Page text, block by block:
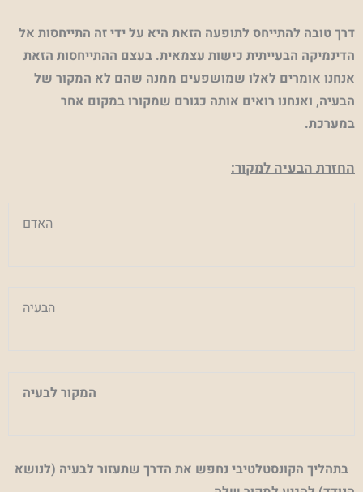
דרך טובה להתייחס לתופעה הזאת היא על ידי זה התייחסות אל
הדינמיקה הבעייתית כישות עצמאית. בעצם ההתייחסות הזאת
אנחנו אומרים לאלו שמושפעים ממנה שהם לא המקור של
הבעיה, ואנחנו רואים אותה כגורם שמקורו במקום אחר
במערכת.
החזרת הבעיה למקור:
האדם
הבעיה
המקור לבעיה
בתהליך הקונסטלטיבי נחפש את הדרך שתעזור לבעיה (לנושא